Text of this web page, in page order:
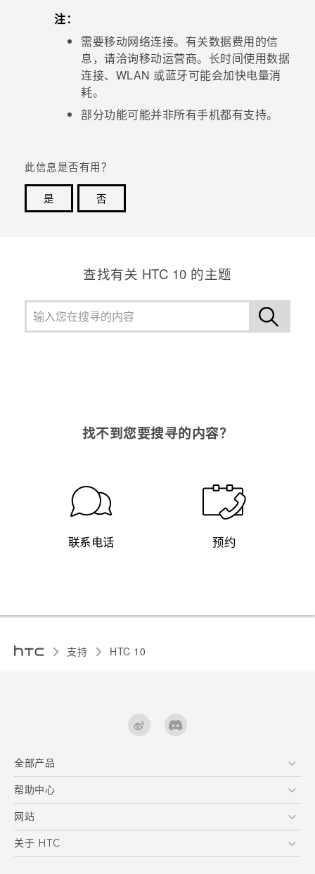
注：
需要移动网络连接。有关数据费用的信
息，请洽询移动运营商。长时间使用数据
连接、 WLAN 或蓝牙可能会加快电量消
耗。
部分功能可能并非所有手机都有支持。
此信息是否有用？
是
否
查找有关 HTC 10 的主题
找不到您要搜寻的内容？
联系电话 预约
支持 HTC 10‎
用户指南
全部产品
区块链智能手机
VIVE
帮助中心
在线客服
支援与服务
产品保固说明
网站
HTC Dev
关于 HTC